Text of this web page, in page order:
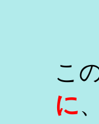
こ
に、